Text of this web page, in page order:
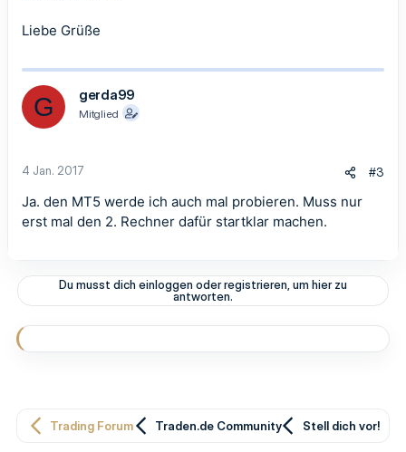
Liebe Grüße
G gerda99
Mitglied
4 Jan. 2017 #3
Ja. den MT5 werde ich auch mal probieren. Muss nur
erst mal den 2. Rechner dafür startklar machen.
Du musst dich einloggen oder registrieren, um hier zu
antworten.
Trading Forum Traden.de Community Stell dich vor!